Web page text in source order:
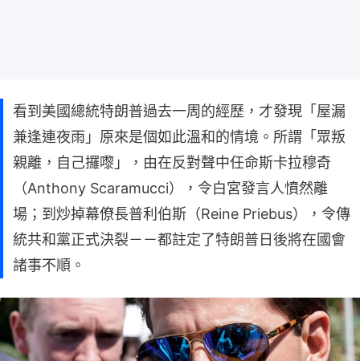
看到美國總統特朗普過去一周的經歷，才發現「屋漏
兼逢連夜雨」原來是個如此溫和的情境。所謂「眾叛
親離，自己攞嚟」，由在反對聲中任命斯卡拉穆奇
（Anthony Scaramucci），令白宮發言人憤然離
場；到炒掉幕僚長普利伯斯（Reine Priebus），令傳
統共和黨正式決裂－－都註定了特朗普日後將在國會
諸事不順。